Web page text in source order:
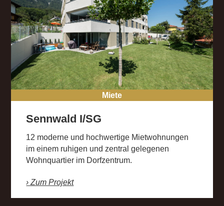
Miete
Sennwald I/SG
12 moderne und hochwertige Mietwohnungen
im einem ruhigen und zentral gelegenen
Wohnquartier im Dorfzentrum.
› Zum Projekt